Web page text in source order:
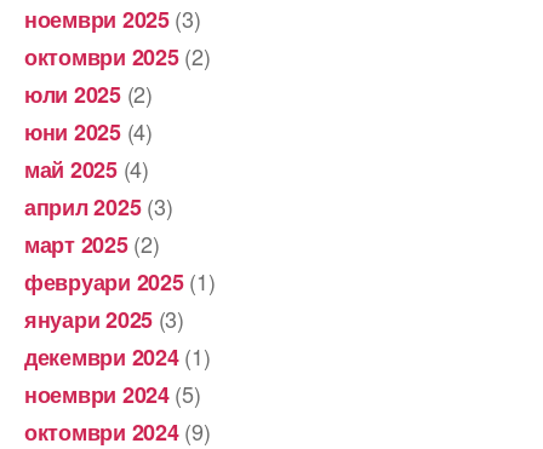
ноември 2025(3)
октомври 2025(2)
юли 2025(2)
юни 2025(4)
май 2025(4)
април 2025(3)
март 2025(2)
февруари 2025(1)
януари 2025 (3)
декември 2024(1)
ноември 2024(5)
октомври 2024(9)